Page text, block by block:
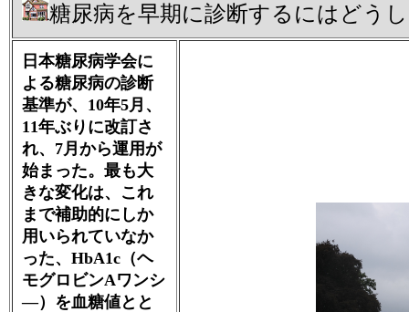
糖尿病を早期に診断するにはどう
日本糖尿病学会に
よる糖尿病の診断
基準が、10年5月、
11年ぶりに改訂さ
れ、7月から運用が
始まった。最も大
きな変化は、これ
まで補助的にしか
用いられていなか
った、HbA1c（ヘ
モグロビンAワンシ
―）を血糖値とと